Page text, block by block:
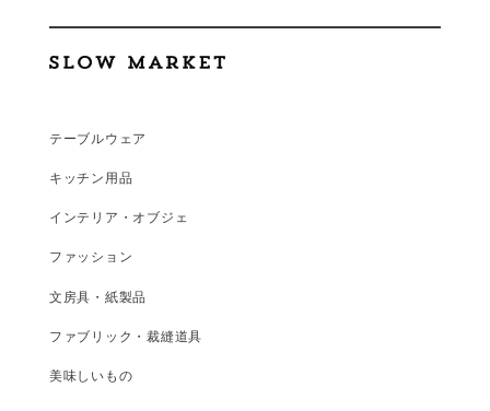
テーブルウェア
キッチン用品
インテリア・オブジェ
ファッション
文房具・紙製品
ファブリック・裁縫道具
美味しいもの